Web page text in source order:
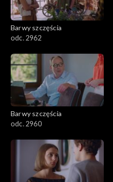
Barwy szczęścia
odc. 2962
Barwy szczęścia
odc. 2960